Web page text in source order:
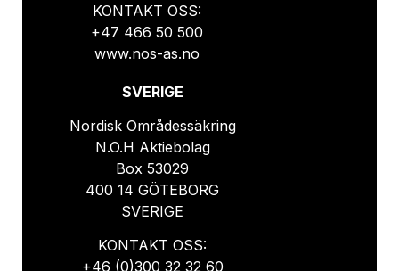
KONTAKT OSS:
+47 466 50 500
www.nos-as.no
SVERIGE
Nordisk Områdessäkring
N.O.H Aktiebolag
Box 53029
400 14 GÖTEBORG
SVERIGE
KONTAKT OSS:
+46 (0)300 32 32 60